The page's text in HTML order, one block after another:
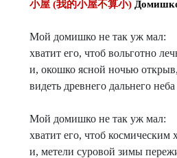
小屋 (我的小屋不算小)
Мой домишко не так уж мал:
хватит его, чтоб вольготно
и, окошко ясной ночью открыв,
видеть древнего дальнего
Мой домишко не так уж мал:
хватит его, чтоб космическим
и, метели суровой зимы